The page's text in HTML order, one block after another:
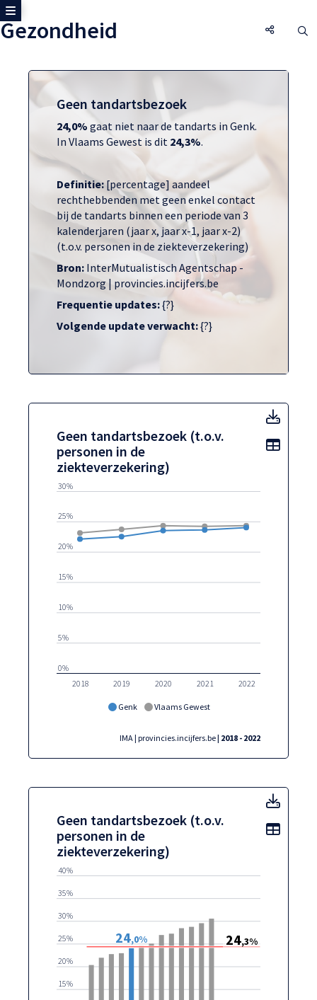
Gezondheid
Toon zijmenu
Geen tandartsbezoek
24,0% gaat niet naar de tandarts in Genk.
In Vlaams Gewest is dit 24,3%.
Definitie: [percentage] aandeel
rechthebbenden met geen enkel contact
bij de tandarts binnen een periode van 3
kalenderjaren (jaar x, jaar x-1, jaar x-2)
(t.o.v. personen in de ziekteverzekering)
Bron: InterMutualistisch Agentschap -
Mondzorg | provincies.incijfers.be
Frequentie updates:{?}
Volgende update verwacht:{?}
Geen tandartsbezoek (t.o.v.
personen in de
ziekteverzekering)
Genk Vlaams Gewest
2018 2019 2020 2021 2022
0%
5%
10%
15%
20%
25%
30%
IMA | provincies.incijfers.be| 2018 - 2022
Geen
Toon
Geen tandartsbezoek (t.o.v.
personen in de
ziekteverzekering)
15%
20%
25%
30%
35%
40%
24,0% 24,3%
Geen
Toon